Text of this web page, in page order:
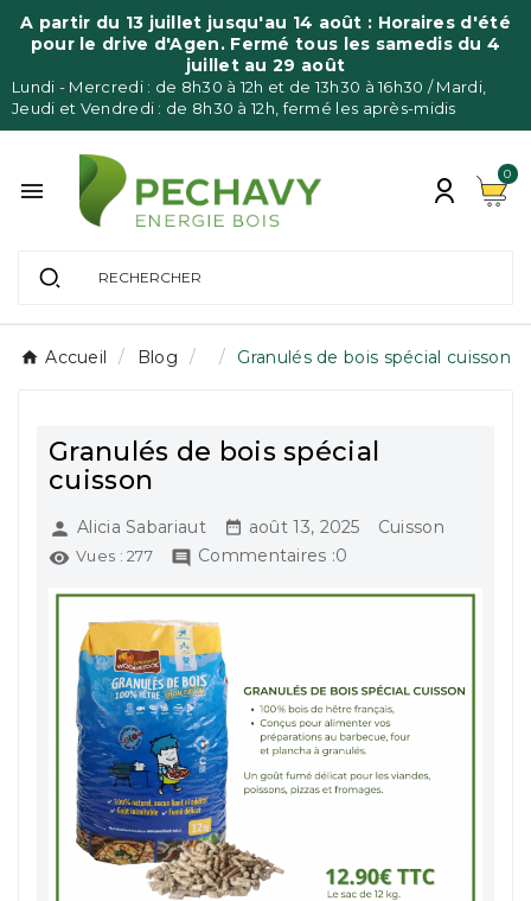
A partir du 13 juillet jusqu'au 14 août : Horaires d'été
pour le drive d'Agen. Fermé tous les samedis du 4
juillet au 29 août
Lundi - Mercredi : de 8h30 à 12h et de 13h30 à 16h30 / Mardi,
Jeudi et Vendredi : de 8h30 à 12h, fermé les après-midis

0
Accueil Blog Granulés de bois spécial cuisson
Granulés de bois spécial
cuisson
 Alicia Sabariaut  août 13, 2025
Cuisson
 Vues : 277  Commentaires :0